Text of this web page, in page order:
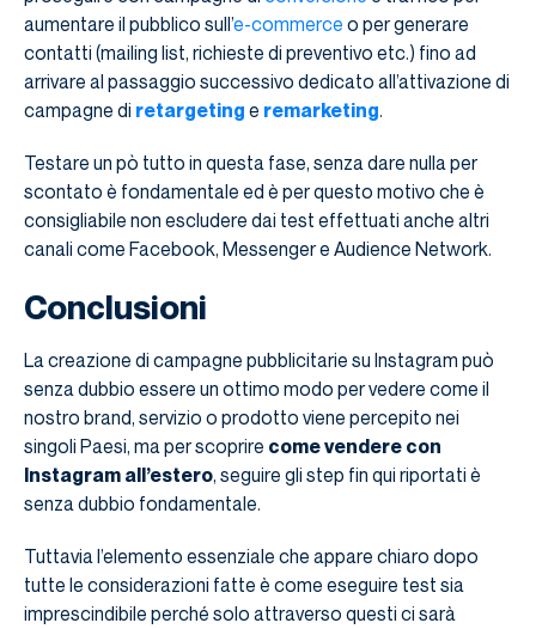
aumentare il pubblico sull’e-commerce o per generare
contatti (mailing list, richieste di preventivo etc.) fino ad
arrivare al passaggio successivo dedicato all’attivazione di
campagne di retargeting e remarketing.
Testare un pò tutto in questa fase, senza dare nulla per
scontato è fondamentale ed è per questo motivo che è
consigliabile non escludere dai test effettuati anche altri
canali come Facebook, Messenger e Audience Network.
Conclusioni
La creazione di campagne pubblicitarie su Instagram può
senza dubbio essere un ottimo modo per vedere come il
nostro brand, servizio o prodotto viene percepito nei
singoli Paesi, ma per scoprire come vendere con
Instagram all’estero, seguire gli step fin qui riportati è
senza dubbio fondamentale.
Tuttavia l’elemento essenziale che appare chiaro dopo
tutte le considerazioni fatte è come eseguire test sia
imprescindibile perché solo attraverso questi ci sarà